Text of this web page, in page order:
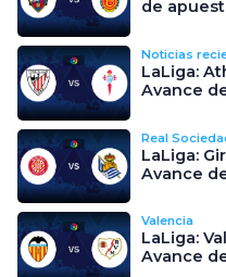
de
Noticias
LaLiga:
Avance
Real
LaLiga:
Avance
Valencia
LaLiga:
Avance